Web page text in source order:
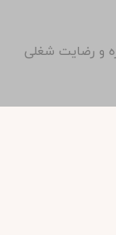
و رضایت شغلی